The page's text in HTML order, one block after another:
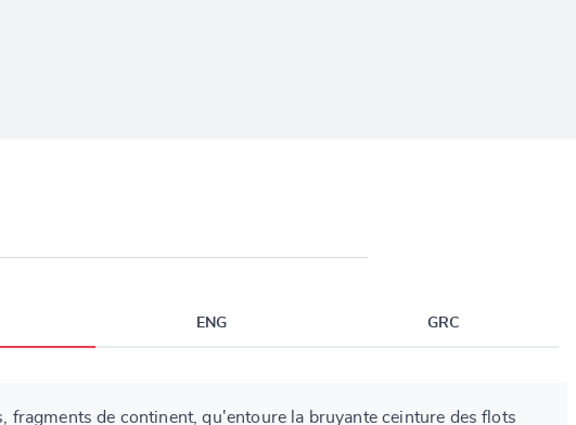
ENG GRC
fragments de continent, qu'entoure la bruyante ceinture des flots